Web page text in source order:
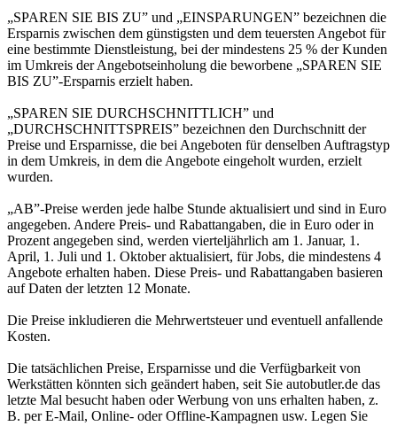
„SPAREN SIE BIS ZU” und „EINSPARUNGEN” bezeichnen die
Ersparnis zwischen dem günstigsten und dem teuersten Angebot für
eine bestimmte Dienstleistung, bei der mindestens 25 % der Kunden
im Umkreis der Angebotseinholung die beworbene „SPAREN SIE
BIS ZU”-Ersparnis erzielt haben.
„SPAREN SIE DURCHSCHNITTLICH” und
„DURCHSCHNITTSPREIS” bezeichnen den Durchschnitt der
Preise und Ersparnisse, die bei Angeboten für denselben Auftragstyp
in dem Umkreis, in dem die Angebote eingeholt wurden, erzielt
wurden.
„AB”-Preise werden jede halbe Stunde aktualisiert und sind in Euro
angegeben. Andere Preis- und Rabattangaben, die in Euro oder in
Prozent angegeben sind, werden vierteljährlich am 1. Januar, 1.
April, 1. Juli und 1. Oktober aktualisiert, für Jobs, die mindestens 4
Angebote erhalten haben. Diese Preis- und Rabattangaben basieren
auf Daten der letzten 12 Monate.
Die Preise inkludieren die Mehrwertsteuer und eventuell anfallende
Kosten.
Die tatsächlichen Preise, Ersparnisse und die Verfügbarkeit von
Werkstätten könnten sich geändert haben, seit Sie autobutler.de das
letzte Mal besucht haben oder Werbung von uns erhalten haben, z.
B. per E-Mail, Online- oder Offline-Kampagnen usw. Legen Sie